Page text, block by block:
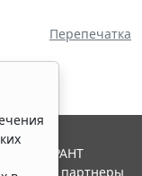
Перепечатка
ГАРАНТ
и ее партнеры